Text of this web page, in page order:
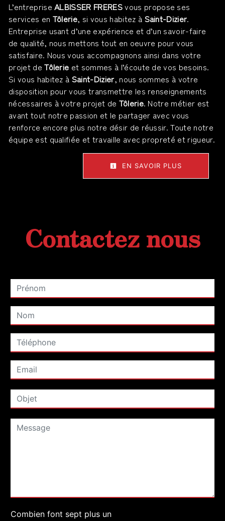
L’entrepriseALBISSER FRERESvous propose ses
services en Tôlerie, si vous habitez à Saint-Dizier.
Entreprise usant d’une expérience et d’un savoir-faire
de qualité, nous mettons tout en oeuvre pour vous
satisfaire. Nous vous accompagnons ainsi dans votre
projet deTôlerie et sommes à l’écoute de vos besoins.
Si vous habitez à Saint-Dizier, nous sommes à votre
disposition pour vous transmettre les renseignements
nécessaires à votre projet de Tôlerie. Notre métier est
avant tout notre passion et le partager avec vous
renforce encore plus notre désir de réussir. Toute notre
équipe est qualifiée et travaille avec propreté et rigueur.
EN SAVOIR PLUS
Contactez nous
Combien font sept plus un